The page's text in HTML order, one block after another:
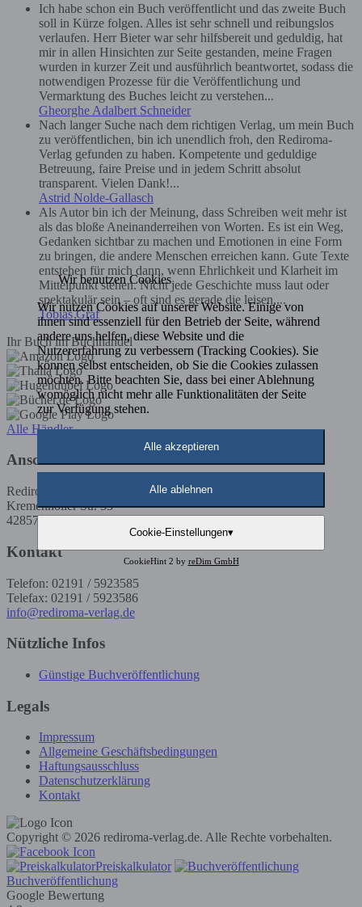
Ich habe schon ein Buch veröffentlicht und das zweite Buch
soll in Kürze folgen. Alles ist sehr schnell und reibungslos
verlaufen. Herr Bieter war sehr hilfsbereit und geduldig, hat
mir in allen Hinsichten zur Seite gestanden, meine Fragen
wurden in kurzer Zeit und ausführlich beantwortet, sodass die
notwendigen Prozesse für die Veröffentlichung und
Vermarktung des Buches leicht zu verstehen...
Gheorghe Adalbert Schneider
Nach langer Suche nach dem richtigen Verlag, um mein Buch
zu veröffentlichen, bin ich unendlich froh, den Rediroma-
Verlag gefunden zu haben. Kompetente und geduldige
Betreuung, faire Preise und in jedem Schritt absolut
transparent. Vielen Dank!...
Astrid Nolde-Gallasch
Als Autor bin ich der Meinung, dass Schreiben weit mehr ist
als das bloße Aneinanderreihen von Worten. Es ist ein Weg,
Gedanken sichtbar zu machen und Emotionen in eine Form
zu bringen, die andere Menschen erreichen kann. Gute Texte
entstehen für mich dann, wenn Ehrlichkeit und Klarheit im
Mittelpunkt stehen. Nicht jede Geschichte muss laut oder
spektakulär sein – oft sind es gerade die leisen,...
Tobias Graf
Ihr Buch im Buchhandel
Alle Händler
Anschrift
Rediroma-Verlag
Kremenholler Str. 53
42857 Remscheid
Kontakt
Telefon: 02191 / 5923585
Telefax: 02191 / 5923586
info@rediroma-verlag.de
Nützliche Infos
Günstige Buchveröffentlichung
Legals
Impressum
Allgemeine Geschäftsbedingungen
Haftungsausschluss
Datenschutzerklärung
Kontakt
Copyright © 2026 rediroma-verlag.de. Alle Rechte vorbehalten.
Preiskalkulator
Buchveröffentlichung
Google Bewertung
Wir benutzen Cookies
Wir nutzen Cookies auf unserer Website. Einige von
ihnen sind essenziell für den Betrieb der Seite, während
andere uns helfen, diese Website und die
Nutzererfahrung zu verbessern (Tracking Cookies). Sie
können selbst entscheiden, ob Sie die Cookies zulassen
möchten. Bitte beachten Sie, dass bei einer Ablehnung
womöglich nicht mehr alle Funktionalitäten der Seite
zur Verfügung stehen.
Alle akzeptieren
Alle ablehnen
Cookie-Einstellungen▾
CookieHint 2 by reDim GmbH